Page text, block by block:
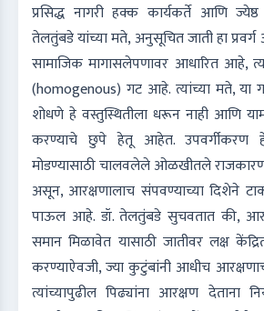
प्रसिद्ध नागरी हक्क कार्यकर्ते आणि
तेलतुंबडे यांच्या मते, अनुसूचित जाती हा
सामाजिक मागासलेपणावर आधारित आहे,
(homogenous) गट आहे. त्यांच्या मते, या
शोधणे हे वस्तुस्थितीला धरून नाही आणि
करण्याचे छुपे हेतू आहेत. उपवर्गीकरण
मोडण्यासाठी चालवलेले ओळखीतले
असून, आरक्षणालाच संपवण्याच्या दिशेने
पाऊल आहे. डॉ. तेलतुंबडे सुचवतात की,
समान मिळावेत यासाठी जातीवर लक्ष
करण्याऐवजी, ज्या कुटुंबांनी आधीच
त्यांच्यापुढील पिढ्यांना आरक्षण देताना